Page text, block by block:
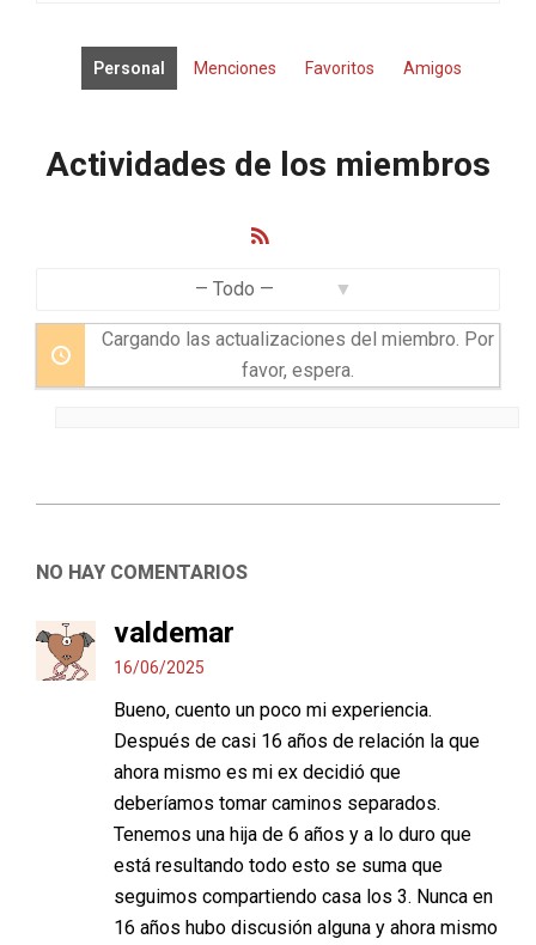
Personal Menciones Favoritos Amigos
Actividades de los miembros
Feed
Cargando las actualizaciones del miembro. Por
favor, espera.
NO HAY COMENTARIOS
valdemar
16/06/2025
Bueno, cuento un poco mi experiencia.
Después de casi 16 años de relación la que
ahora mismo es mi ex decidió que
deberíamos tomar caminos separados.
Tenemos una hija de 6 años y a lo duro que
está resultando todo esto se suma que
seguimos compartiendo casa los 3. Nunca en
16 años hubo discusión alguna y ahora mismo